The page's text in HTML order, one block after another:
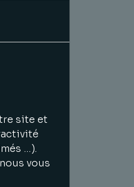
site et
…).
vous